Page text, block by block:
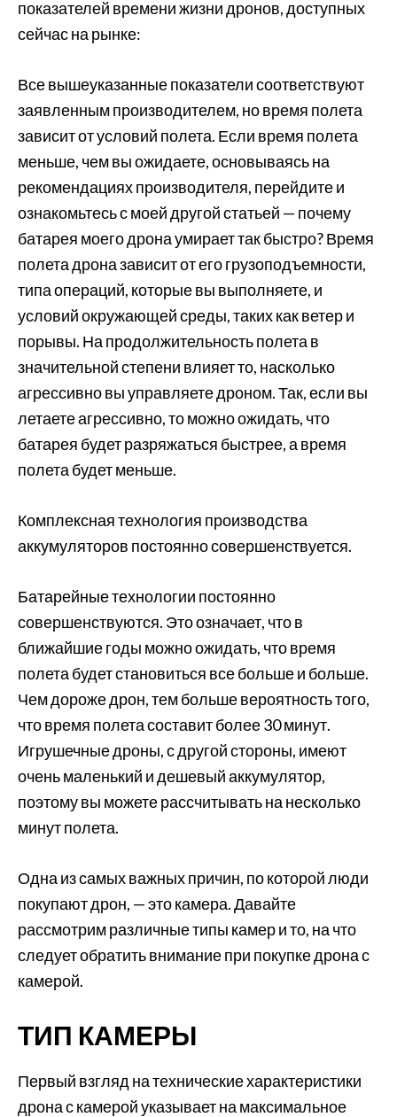
показателей времени жизни дронов, доступных
сейчас на рынке:
Все вышеуказанные показатели соответствуют
заявленным производителем, но время полета
зависит от условий полета. Если время полета
меньше, чем вы ожидаете, основываясь на
рекомендациях производителя, перейдите и
ознакомьтесь с моей другой статьей — почему
батарея моего дрона умирает так быстро? Время
полета дрона зависит от его грузоподъемности,
типа операций, которые вы выполняете, и
условий окружающей среды, таких как ветер и
порывы. На продолжительность полета в
значительной степени влияет то, насколько
агрессивно вы управляете дроном. Так, если вы
летаете агрессивно, то можно ожидать, что
батарея будет разряжаться быстрее, а время
полета будет меньше.
Комплексная технология производства
аккумуляторов постоянно совершенствуется.
Батарейные технологии постоянно
совершенствуются. Это означает, что в
ближайшие годы можно ожидать, что время
полета будет становиться все больше и больше.
Чем дороже дрон, тем больше вероятность того,
что время полета составит более 30 минут.
Игрушечные дроны, с другой стороны, имеют
очень маленький и дешевый аккумулятор,
поэтому вы можете рассчитывать на несколько
минут полета.
Одна из самых важных причин, по которой люди
покупают дрон, — это камера. Давайте
рассмотрим различные типы камер и то, на что
следует обратить внимание при покупке дрона с
камерой.
ТИП КАМЕРЫ
Первый взгляд на технические характеристики
дрона с камерой указывает на максимальное